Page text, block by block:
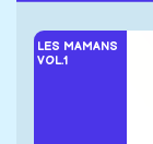
LES MAMANS
VOL.1